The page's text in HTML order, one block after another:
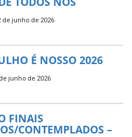
de junho de 2026
É NOSSO 2026
junho de 2026
FINAIS
CONTEMPLADOS –